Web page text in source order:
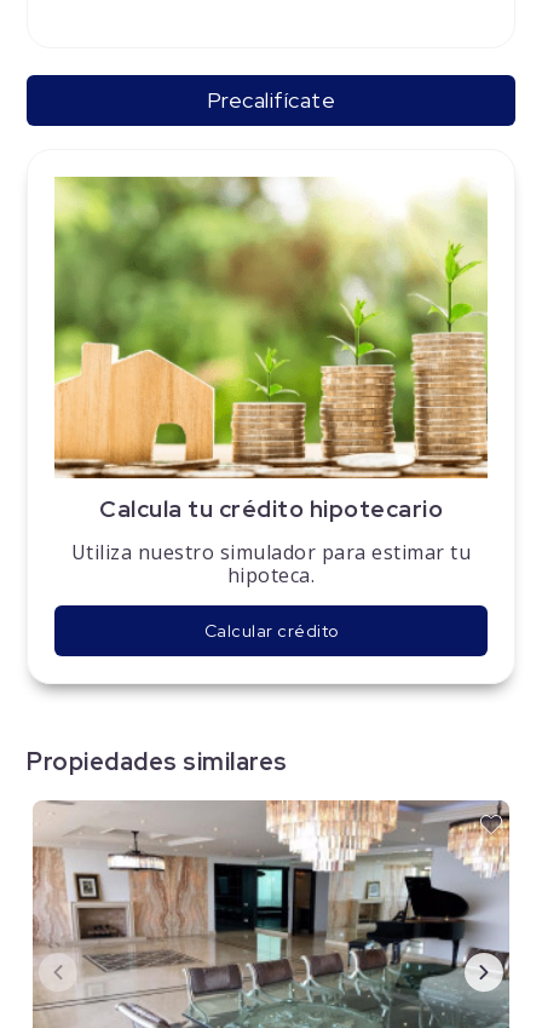
Precalifícate
Calcula tu crédito hipotecario
Utiliza nuestro simulador para estimar tu
hipoteca.
Calcular crédito
Propiedades similares